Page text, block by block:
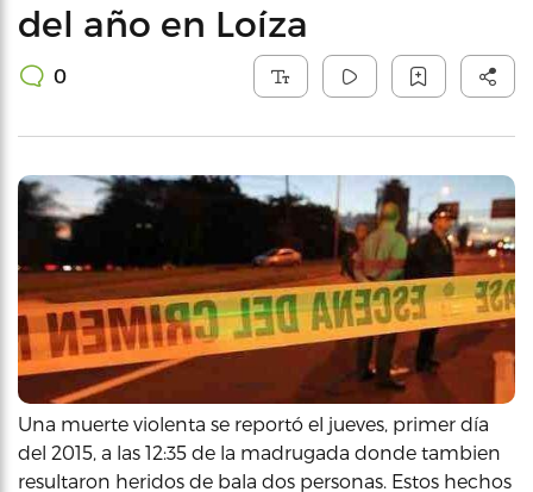
del año en Loíza
0
Una muerte violenta se reportó el jueves, primer día
del 2015, a las 12:35 de la madrugada donde tambien
resultaron heridos de bala dos personas. Estos hechos